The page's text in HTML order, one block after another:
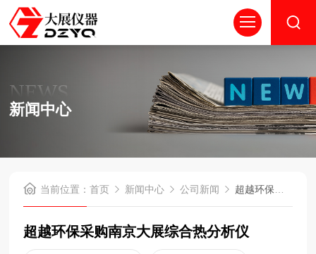
NEWS
新闻中心
当前位置：首页 新闻中心 公司新闻 超越环保采购南京大展综合热分析仪
超越环保采购南京大展综合热分析仪